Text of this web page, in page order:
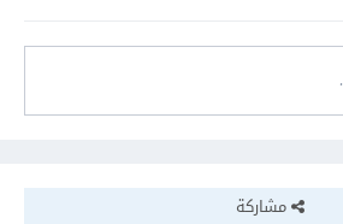
مشاركة